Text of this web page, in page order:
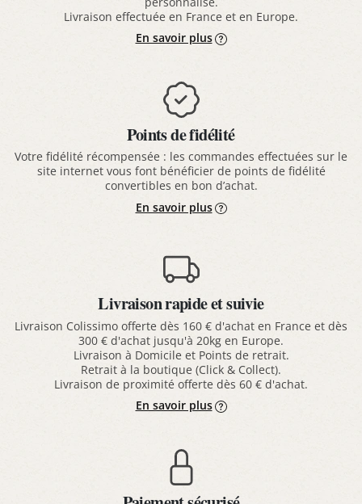
Livraison effectuée en France et en Europe.
En savoir plus
Points de fidélité
Votre fidélité récompensée : les commandes effectuées sur le
site internet vous font bénéficier de points de fidélité
convertibles en bon d’achat.
En savoir plus
Livraison rapide et suivie
Livraison Colissimo offerte dès 160 € d'achat en France et dès
300 € d'achat jusqu'à 20kg en Europe.
Livraison à Domicile et Points de retrait.
Retrait à la boutique (Click & Collect).
Livraison de proximité offerte dès 60 € d'achat.
En savoir plus